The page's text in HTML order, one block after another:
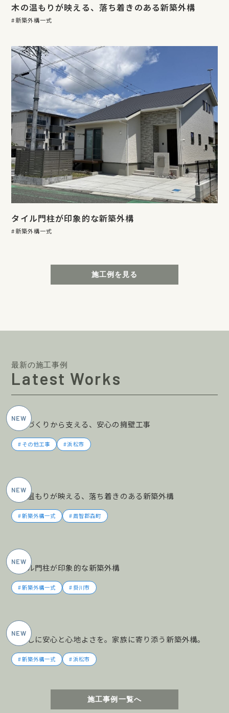
木の温もりが映える、落ち着きのある新築外構
新築外構一式
タイル門柱が印象的な新築外構
新築外構一式
施工例を見る
最新の施工事例
Latest Works
土地づくりから支える、安心の擁壁工事
その他工事 浜松市
木の温もりが映える、落ち着きのある新築外構
新築外構一式 周智郡森町
タイル門柱が印象的な新築外構
新築外構一式 掛川市
暮らしに安心と心地よさを。家族に寄り添う新築外構。
新築外構一式 浜松市
施工事例一覧へ